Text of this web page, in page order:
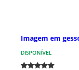
Imagem em
DISPONÍVEL